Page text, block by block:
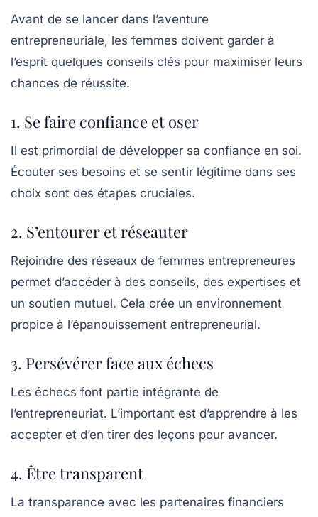
Avant de se lancer dans l’aventure
entrepreneuriale, les femmes doivent garder à
l’esprit quelques conseils clés pour maximiser leurs
chances de réussite.
1. Se faire confiance et oser
Il est primordial de développer sa confiance en soi.
Écouter ses besoins et se sentir légitime dans ses
choix sont des étapes cruciales.
2. S’entourer et réseauter
Rejoindre des réseaux de femmes entrepreneures
permet d’accéder à des conseils, des expertises et
un soutien mutuel. Cela crée un environnement
propice à l’épanouissement entrepreneurial.
3. Persévérer face aux échecs
Les échecs font partie intégrante de
l’entrepreneuriat. L’important est d’apprendre à les
accepter et d’en tirer des leçons pour avancer.
4. Être transparent
La transparence avec les partenaires financiers